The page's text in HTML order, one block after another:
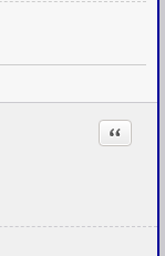
Citation